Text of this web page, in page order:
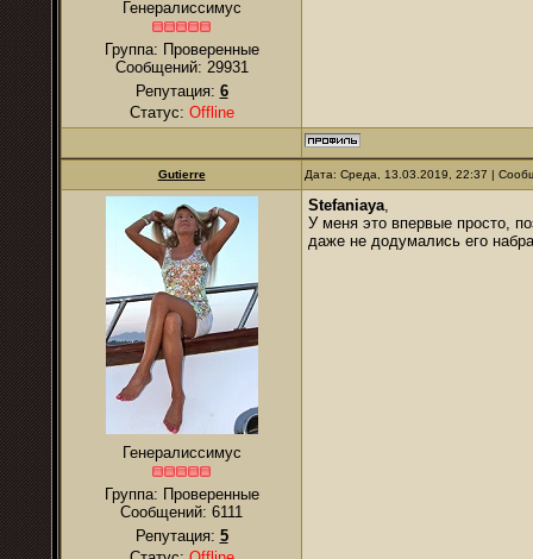
Генералиссимус
Группа: Проверенные
Сообщений: 29931
Репутация: 6
Статус: Offline
Gutierre Дата: Среда, 13.03.2019, 22:37 |
Генералиссимус
Группа: Проверенные
Сообщений: 6111
Репутация: 5
Stefaniaya,
У меня это впервые просто,
даже не додумались его